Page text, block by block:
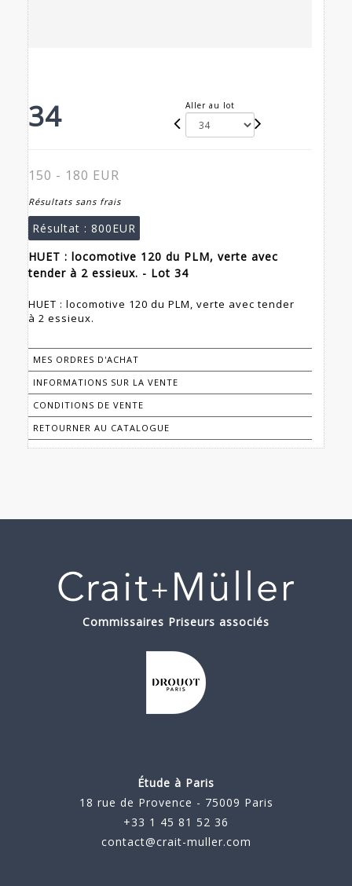
34 Aller au lot
150 - 180 EUR
Résultats sans frais
Résultat : 800EUR
HUET : locomotive 120 du PLM, verte avec
tender à 2 essieux. - Lot 34
HUET : locomotive 120 du PLM, verte avec tender
à 2 essieux.
MES ORDRES D'ACHAT
INFORMATIONS SUR LA VENTE
CONDITIONS DE VENTE
RETOURNER AU CATALOGUE
Commissaires Priseurs associés
Étude à Paris
18 rue de Provence - 75009 Paris
+33 1 45 81 52 36
contact@crait-muller.com